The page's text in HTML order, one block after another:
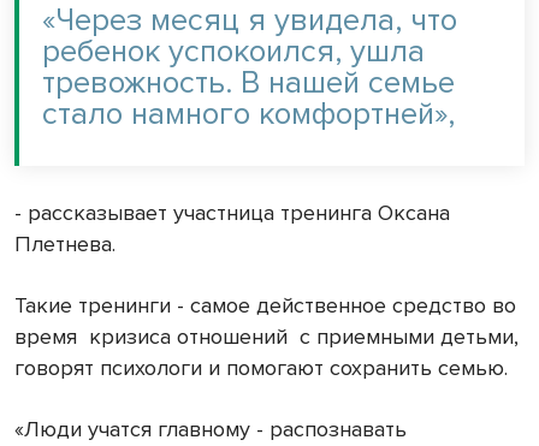
«Через месяц я увидела, что
ребенок успокоился, ушла
тревожность. В нашей семье
стало намного комфортней»,
- рассказывает участница тренинга Оксана
Плетнева.
Такие тренинги - самое действенное средство во
время кризиса отношений с приемными детьми,
говорят психологи и помогают сохранить семью.
«Люди учатся главному - распознавать